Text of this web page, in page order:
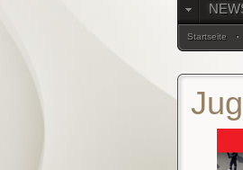
Startseite